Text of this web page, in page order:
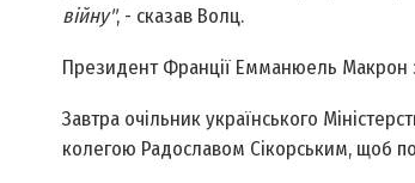
війну", - сказав Волц.
Президент Франції Емманюель Макрон
Завтра очільник українського
колегою Радославом Сікорським, щоб